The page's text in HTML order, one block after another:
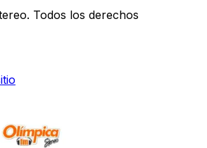
. Todos los derechos